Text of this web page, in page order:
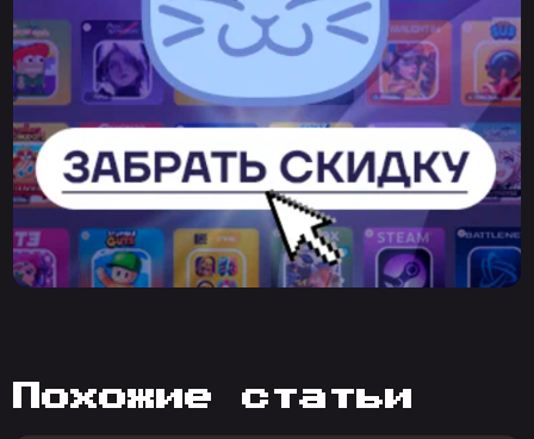
похожие статьи